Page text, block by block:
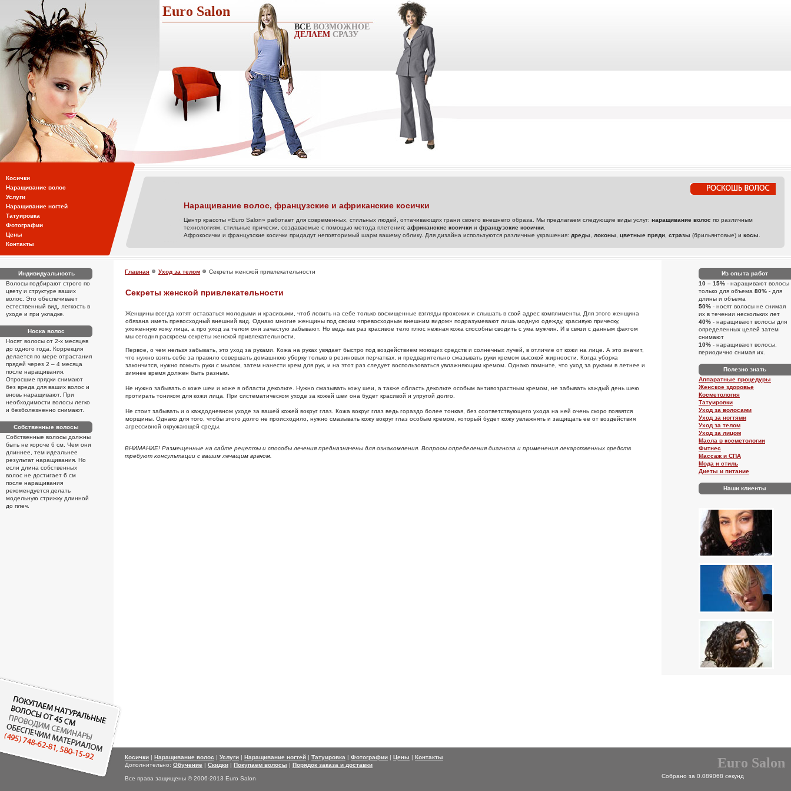
Euro Salon
ВСЕ ВОЗМОЖНОЕ
ДЕЛАЕМ СРАЗУ
Косички
Наращивание волос
Услуги
Наращивание ногтей
Татуировка
Фотографии
Цены
Контакты
Наращивание волос, французские и африканские косички
Центр красоты «Euro Salon» работает для современных, стильных людей, оттачивающих грани своего внешнего образа. Мы предлагаем следующие виды услуг: наращивание волос по различным
технологиям, стильные прически, создаваемые с помощью метода плетения: африканские косички и французские косички.
Афрокосички и французские косички придадут неповторимый шарм вашему облику. Для дизайна используются различные украшения: дреды, локоны, цветные пряди, стразы (брильянтовые) и косы.
Индивидуальность
Волосы подбирают строго по
цвету и структуре ваших
волос. Это обеспечивает
естественный вид, легкость в
уходе и при укладке.
Носка волос
Носят волосы от 2-х месяцев
до одного года. Коррекция
делается по мере отрастания
прядей через 2 – 4 месяца
после наращивания.
Отросшие прядки снимают
без вреда для ваших волос и
вновь наращивают. При
необходимости волосы легко
и безболезненно снимают.
Собственные волосы
Собственные волосы должны
быть не короче 6 см. Чем они
длиннее, тем идеальнее
результат наращивания. Но
если длина собственных
волос не достигает 6 см
после наращивания
рекомендуется делать
модельную стрижку длинной
до плеч.
Главная Уход за телом Секреты женской привлекательности
Секреты женской привлекательности
Женщины всегда хотят оставаться молодыми и красивыми, чтоб ловить на себе только восхищенные взгляды прохожих и слышать в свой адрес комплименты. Для этого женщина
обязана иметь превосходный внешний вид. Однако многие женщины под своим «превосходным внешним видом» подразумевают лишь модную одежду, красивую прическу,
ухоженную кожу лица, а про уход за телом они зачастую забывают. Но ведь как раз красивое тело плюс нежная кожа способны сводить с ума мужчин. И в связи с данным фактом
мы сегодня раскроем секреты женской привлекательности.
Первое, о чем нельзя забывать, это уход за руками. Кожа на руках увядает быстро под воздействием моющих средств и солнечных лучей, в отличие от кожи на лице. А это значит,
что нужно взять себе за правило совершать домашнюю уборку только в резиновых перчатках, и предварительно смазывать руки кремом высокой жирноости. Когда уборка
закончится, нужно помыть руки с мылом, затем нанести крем для рук, и на этот раз следует воспользоваться увлажняющим кремом. Однако помните, что уход за руками в летнее и
зимнее время должен быть разным.
Не нужно забывать о коже шеи и коже в области декольте. Нужно смазывать кожу шеи, а также область декольте особым антивозрастным кремом, не забывать каждый день шею
протирать тоником для кожи лица. При систематическом уходе за кожей шеи она будет красивой и упругой долго.
Не стоит забывать и о каждодневном уходе за вашей кожей вокруг глаз. Кожа вокруг глаз ведь гораздо более тонкая, без соответствующего ухода на ней очень скоро появятся
морщины. Однако для того, чтобы этого долго не происходило, нужно смазывать кожу вокруг глаз особым кремом, который будет кожу увлажнять и защищать ее от воздействия
агрессивной окружающей среды.
ВНИМАНИЕ! Размещенные на сайте рецепты и способы лечения предназначены для ознакомления. Вопросы определения диагноза и применения лекарственных средств
требуют консультации с вашим лечащим врачом.
Из опыта работ
10 – 15% - наращивают волосы
только для объема 80% - для
длины и объема
50% - носят волосы не снимая
их в течении нескольких лет
40% - наращивают волосы для
определенных целей затем
снимают
10% - наращивают волосы,
периодично снимая их.
Полезно знать
Аппаратные процедуры
Женское здоровье
Косметология
Татуировки
Уход за волосами
Уход за ногтями
Уход за телом
Уход за лицом
Масла в косметологии
Фитнес
Массаж и СПА
Мода и стиль
Диеты и питание
Наши клиенты
Косички | Наращивание волос | Услуги | Наращивание ногтей | Татуировка | Фотографии | Цены | Контакты
Дополнительно: Обучение | Скидки | Покупаем волосы | Порядок заказа и доставки
Все права защищены © 2006-2013 Euro Salon
Euro Salon
Собрано за 0.089068 секунд